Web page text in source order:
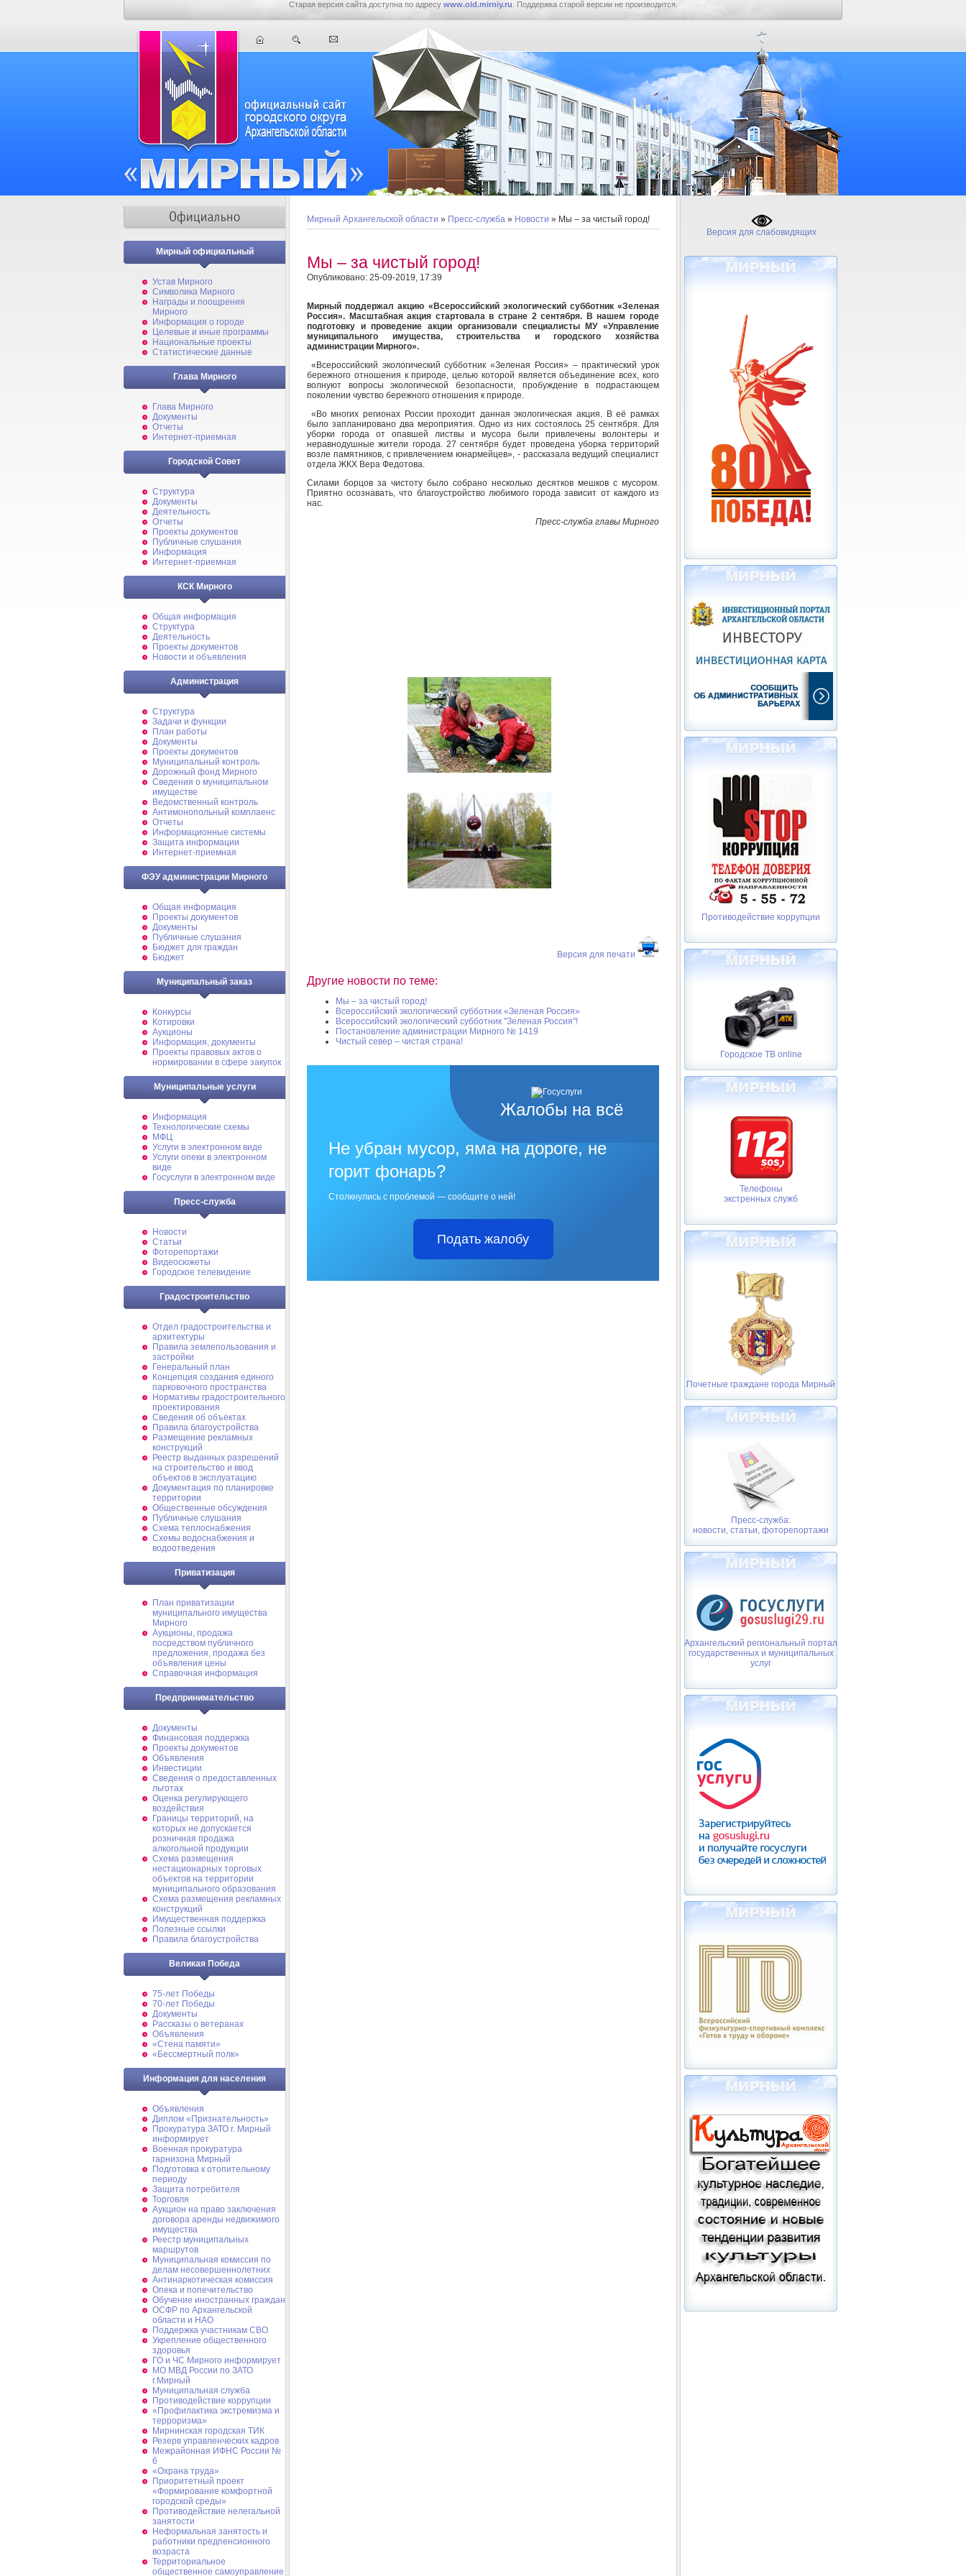
Старая версия сайта доступна по адресу www.old.mirniy.ru . Поддержка старой версии не производится.
Мирный официальный
Устав Мирного
Символика Мирного
Награды и поощрения
Мирного
Информация о городе
Целевые и иные программы
Национальные проекты
Статистические данные
Глава Мирного
Глава Мирного
Документы
Отчеты
Интернет-приемная
Городской Совет
Структура
Документы
Деятельность
Отчеты
Проекты документов
Публичные слушания
Информация
Интернет-приемная
КСК Мирного
Общая информация
Структура
Деятельность
Проекты документов
Новости и объявления
Администрация
Структура
Задачи и функции
План работы
Документы
Проекты документов
Муниципальный контроль
Дорожный фонд Мирного
Cведения о муниципальном
имуществе
Ведомственный контроль
Антимонопольный комплаенс
Отчеты
Информационные системы
Защита информации
Интернет-приемная
ФЭУ администрации Мирного
Общая информация
Проекты документов
Документы
Публичные слушания
Бюджет для граждан
Бюджет
Муниципальный заказ
Конкурсы
Котировки
Аукционы
Информация, документы
Проекты правовых актов о
нормировании в сфере закупок
Муниципальные услуги
Информация
Технологические схемы
МФЦ
Услуги в электронном виде
Услуги опеки в электронном
виде
Госуслуги в электронном виде
Пресс-служба
Новости
Статьи
Фоторепортажи
Видеосюжеты
Городское телевидение
Градостроительство
Отдел градостроительства и
архитектуры
Правила землепользования и
застройки
Генеральный план
Концепция создания единого
парковочного пространства
Нормативы градостроительного
проектирования
Сведения об объектах
Правила благоустройства
Размещение рекламных
конструкций
Реестр выданных разрешений
на строительство и ввод
объектов в эксплуатацию
Документация по планировке
территории
Общественные обсуждения
Публичные слушания
Схема теплоснабжения
Схемы водоснабжения и
водоотведения
Приватизация
План приватизации
муниципального имущества
Мирного
Аукционы, продажа
посредством публичного
предложения, продажа без
объявления цены
Справочная информация
Предпринимательство
Документы
Финансовая поддержка
Проекты документов
Объявления
Инвестиции
Сведения о предоставленных
льготах
Оценка регулирующего
воздействия
Границы территорий, на
которых не допускается
розничная продажа
алкогольной продукции
Схема размещения
нестационарных торговых
объектов на территории
муниципального образования
Схема размещения рекламных
конструкций
Имущественная поддержка
Полезные ссылки
Правила благоустройства
Великая Победа
75-лет Победы
70-лет Победы
Документы
Рассказы о ветеранах
Объявления
«Стена памяти»
«Бессмертный полк»
Информация для населения
Объявления
Диплом «Признательность»
Прокуратура ЗАТО г. Мирный
информирует
Военная прокуратура
гарнизона Мирный
Подготовка к отопительному
периоду
Защита потребителя
Торговля
Аукцион на право заключения
договора аренды недвижимого
имущества
Реестр муниципальных
маршрутов
Муниципальная комиссия по
делам несовершеннолетних
Антинаркотическая комиссия
Опека и попечительство
Обучение иностранных граждан
ОСФР по Архангельской
области и НАО
Поддержка участникам СВО
Укрепление общественного
здоровья
ГО и ЧС Мирного информирует
МО МВД России по ЗАТО
г.Мирный
Муниципальная cлужба
Противодействие коррупции
«Профилактика экстремизма и
терроризма»
Мирнинская городская ТИК
Резерв управленческих кадров
Межрайонная ИФНС России №
6
«Охрана труда»
Приоритетный проект
«Формирование комфортной
городской среды»
Противодействие нелегальной
занятости
Неформальная занятость и
работники предпенсионного
возраста
Территориальное
общественное самоуправление
Мирный Архангельской области » Пресс-служба » Новости » Мы – за чистый город!
Мы – за чистый город!
Опубликовано: 25-09-2019, 17:39
Мирный поддержал акцию «Всероссийский экологический субботник «Зеленая
Россия». Масштабнаяакция стартовала в стране 2 сентября. В нашем городе
подготовку и проведение акции организовали специалисты МУ «Управление
муниципального имущества, строительства и городского хозяйства
администрации Мирного».
«Всероссийский экологический субботник «Зеленая Россия» – практический урок
бережного отношения к природе, целью которой является объединение всех, кого
волнуют вопросы экологической безопасности, пробуждение в подрастающем
поколении чувство бережного отношения к природе.
«Во многих регионах России проходит данная экологическая акция. В её рамках
было запланировано два мероприятия. Одно из них состоялось 25 сентября. Для
уборки города от опавшей листвы и мусора были привлечены волонтеры и
неравнодушные жители города. 27 сентября будет проведена уборка территорий
возле памятников, с привлечением юнармейцев», - рассказала ведущий специалист
отдела ЖКХ Вера Федотова.
Силами борцов за чистоту было собрано несколько десятков мешков с мусором.
Приятно осознавать, что благоустройство любимого города зависит от каждого из
нас.
Пресс-служба главы Мирного
Версия для печати
Другие новости по теме:
Мы – за чистый город!
Всероссийский экологический субботник «Зеленая Россия»
Всероссийский экологический субботник "Зеленая Россия"!
Постановление администрации Мирного № 1419
Чистый север – чистая страна!
Жалобы на всё
Не убран мусор, яма на дороге, не
горит фонарь?
Столкнулись с проблемой — сообщите о ней!
Подать жалобу
Версия для слабовидящих
Противодействие коррупции
Городское ТВ online
Телефоны
экстренных служб
Почетные граждане города Мирный
Пресс-служба:
новости, статьи, фоторепортажи
Архангельский региональный портал
государственных и муниципальных
услуг